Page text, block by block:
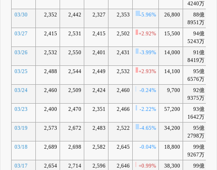
4240万
03/30 2,352 2,442 2,327 2,353 -5.96% 26,800
88億
8951万
03/27 2,415 2,531 2,415 2,502 +2.92% 15,500
94億
5243万
03/26 2,532 2,550 2,401 2,431 -3.99% 14,000
91億
8419万
03/25 2,488 2,544 2,449 2,532 +2.93% 14,100
95億
6576万
03/24 2,460 2,509 2,424 2,460 -0.24% 9,700
92億
9375万
03/23 2,400 2,470 2,351 2,466 -2.22% 57,200
93億
1642万
03/19 2,573 2,672 2,483 2,522 -4.65% 34,200
95億
2798万
03/18 2,689 2,698 2,582 2,645 -0.04% 18,800
99億
9267万
03/17 2,654 2,714 2,596 2,646 +0.99% 38,300
99億